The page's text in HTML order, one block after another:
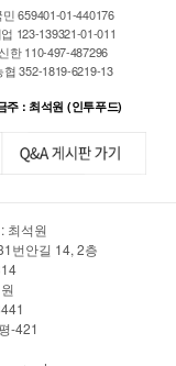
민 659401-01-440176
123-139321-01-011
신한 110-497-487296
협 352-1819-6219-13
주 : 최석원 (인투푸드)
최석원
번안길 14, 2층
-421